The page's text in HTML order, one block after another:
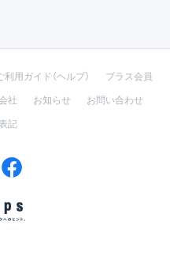
利用ガイド（ヘルプ）
プラス会員
社 お知らせ
お問い合わせ
記